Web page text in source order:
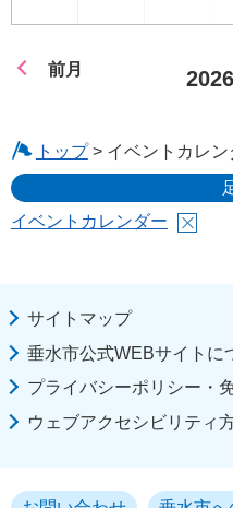
前月
トップ> イベントカレン
イベントカレンダー
サイトマップ
垂水市公式WEBサイトに
プライバシーポリシー・
ウェブアクセシビリティ